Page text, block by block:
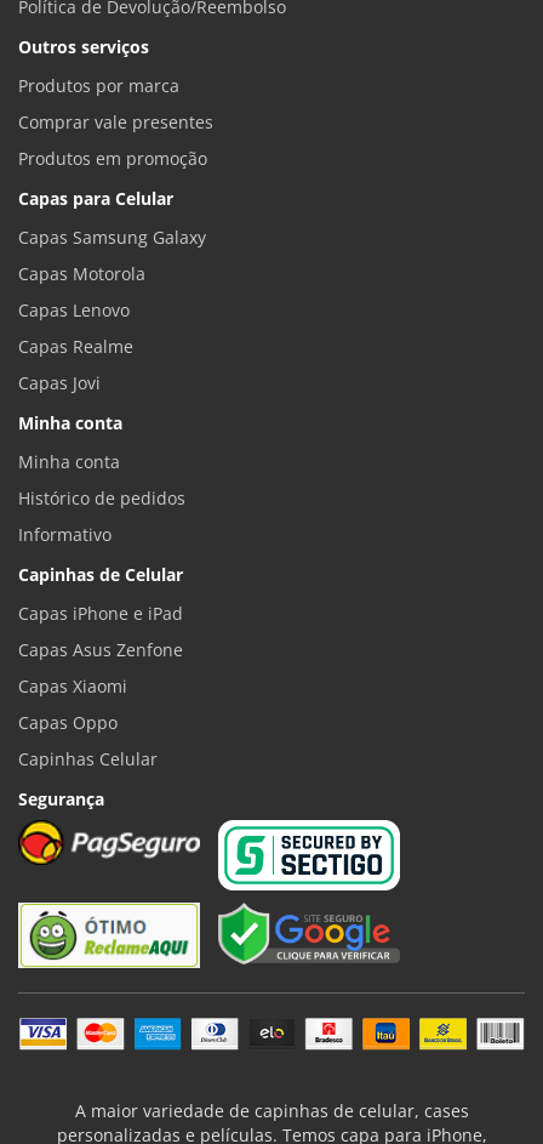
Política de Devolução/Reembolso
Outros serviços
Produtos por marca
Comprar vale presentes
Produtos em promoção
Capas para Celular
Capas Samsung Galaxy
Capas Motorola
Capas Lenovo
Capas Realme
Capas Jovi
Minha conta
Minha conta
Histórico de pedidos
Informativo
Capinhas de Celular
Capas iPhone e iPad
Capas Asus Zenfone
Capas Xiaomi
Capas Oppo
Capinhas Celular
Segurança
A maior variedade de capinhas de celular, cases
personalizadas e películas. Temos capa para iPhone,